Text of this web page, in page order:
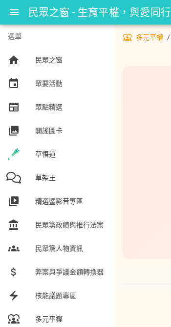
menu 民眾之窗 - 生育平權，與愛同行
選單
home 民眾之窗
event 眾要活動
newspaper 眾點精選
collections 闢謠圖卡
草悟道
草架王
video_library 精選暨影音專區
account_balance 民眾黨政績與推行法案
groups 民眾黨人物資訊
attach_money 弊案與爭議金額轉換器
electric_bolt 核能議題專區
diversity_1 多元平權
diversity_1 多元平權 /